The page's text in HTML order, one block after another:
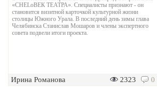
«CHELоВЕК ТЕАТРА». Специалисты признают - он
становится визитной карточкой культурной жизни
столицы Южного Урала. В последний день зимы глава
Челябинска Станислав Мошаров и члены экспертного
совета подвели итоги проекта.
Ирина Романова 0
2323